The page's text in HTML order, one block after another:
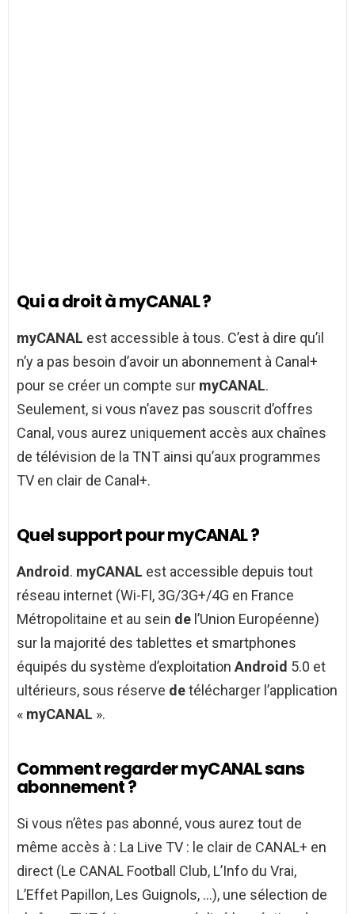
Qui a droit à myCANAL ?
myCANAL est accessible à tous. C’est à dire qu’il
n’y a pas besoin d’avoir un abonnement à Canal+
pour se créer un compte sur myCANAL.
Seulement, si vous n’avez pas souscrit d’offres
Canal, vous aurez uniquement accès aux chaînes
de télévision de la TNT ainsi qu’aux programmes
TV en clair de Canal+.
Quel support pour myCANAL ?
Android . myCANAL est accessible depuis tout
réseau internet (Wi-FI, 3G/3G+/4G en France
Métropolitaine et au sein de l’Union Européenne)
sur la majorité des tablettes et smartphones
équipés du système d’exploitation Android 5.0 et
ultérieurs, sous réserve detélécharger l’application
« myCANAL ».
Comment regarder myCANAL sans
abonnement ?
Si vous n’êtes pas abonné, vous aurez tout de
même accès à : La Live TV : le clair de CANAL+ en
direct (Le CANAL Football Club, L’Info du Vrai,
L’Effet Papillon, Les Guignols, …), une sélection de